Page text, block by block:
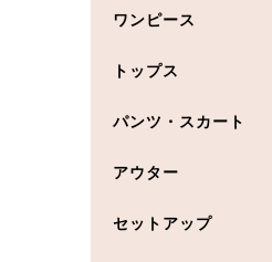
ワンピース
トップス
パンツ・スカート
アウター
セットアップ